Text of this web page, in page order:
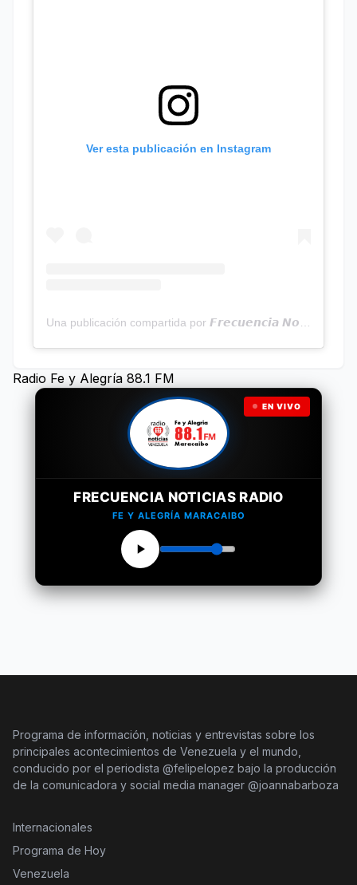
Ver esta publicación en Instagram
Radio Fe y Alegría 88.1 FM
EN VIVO
FRECUENCIA NOTICIAS RADIO
FE Y ALEGRÍA MARACAIBO
Programa de información, noticias y entrevistas sobre los
principales acontecimientos de Venezuela y el mundo,
conducido por el periodista @felipelopez bajo la producción
de la comunicadora y social media manager @joannabarboza
Internacionales
Programa de Hoy
Venezuela